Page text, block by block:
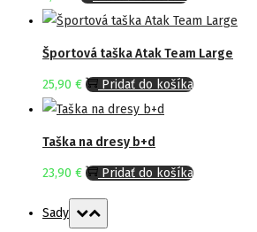
Športová taška Atak Team Large
25,90 € Pridať do košíka
Taška na dresy b+d
23,90 € Pridať do košíka
Sady